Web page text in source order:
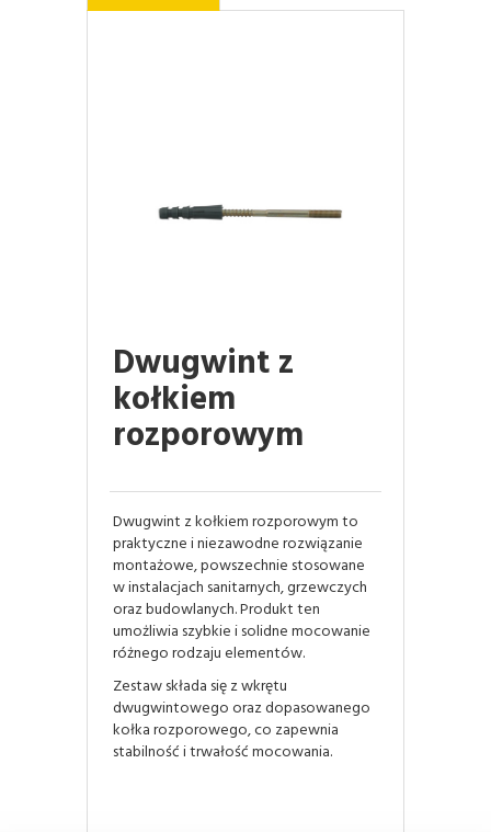
Dwugwint z
kołkiem
rozporowym
Dwugwint z kołkiem rozporowym to
praktyczne i niezawodne rozwiązanie
montażowe, powszechnie stosowane
w instalacjach sanitarnych, grzewczych
oraz budowlanych. Produkt ten
umożliwia szybkie i solidne mocowanie
różnego rodzaju elementów.
Zestaw składa się z wkrętu
dwugwintowego oraz dopasowanego
kołka rozporowego, co zapewnia
stabilność i trwałość mocowania.